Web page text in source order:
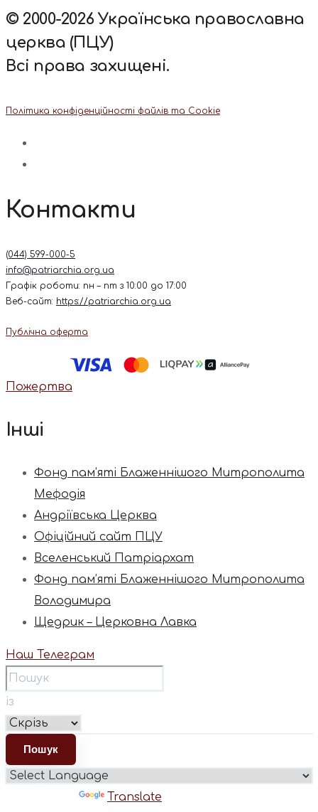
© 2000-2026 Українська православна
церква (ПЦУ)
Всі права захищені.
Політика конфіденційності файлів та Cookie
Контакти
(044) 599-000-5
info@patriarchia.org.ua
Графік роботи: пн – пт з 10:00 до 17:00
Веб-сайт: https://patriarchia.org.ua
Публічна оферта
Пожертва
Інші
Фонд пам’яті Блаженнішого Митрополита
Мефодія
Андріївська Церква
Офіційний сайт ПЦУ
Вселенський Патріархат
Фонд пам’яті Блаженнішого Митрополита
Володимира
Щедрик – Церковна Лавка
Наш Телеграм
із
Translate